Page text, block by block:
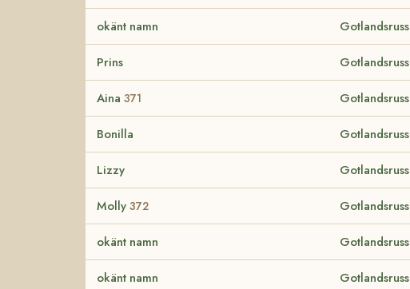
okänt namn Gotlandsruss
Prins Gotlandsruss
Aina 371 Gotlandsruss
Bonilla Gotlandsruss
Lizzy Gotlandsruss
Molly 372 Gotlandsruss
okänt namn Gotlandsruss
okänt namn Gotlandsruss